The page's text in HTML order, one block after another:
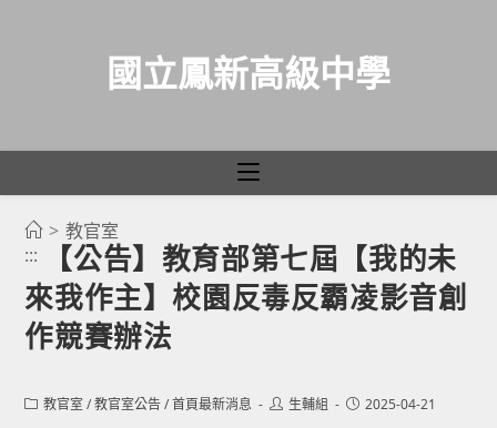
國立鳳新高級中學
> 教官室
:::
【公告】教育部第七屆【我的未
來我作主】校園反毒反霸凌影音創
作競賽辦法
Post教官室 / 教官室公告 / 首頁最新消息
Post生輔組
Post2025-04-21